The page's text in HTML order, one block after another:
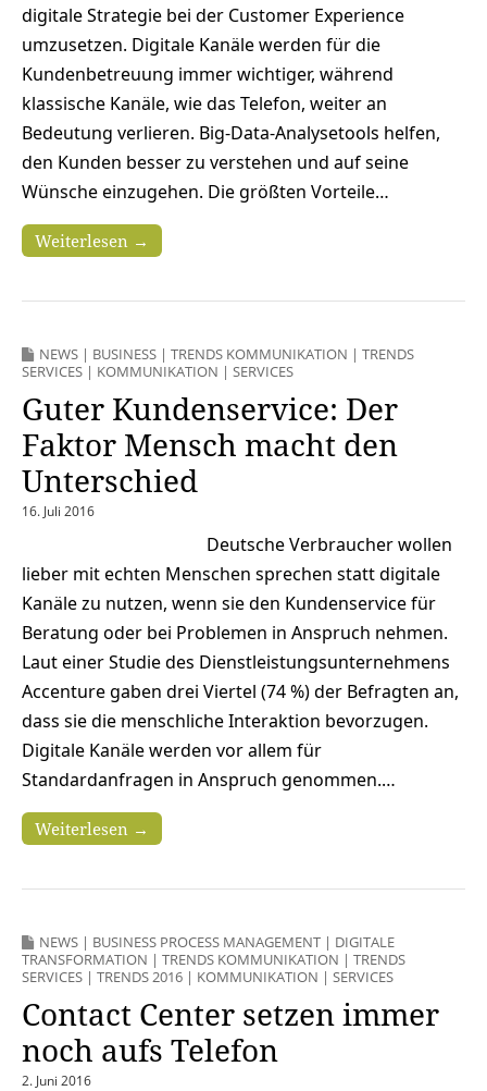
digitale Strategie bei der Customer Experience
umzusetzen. Digitale Kanäle werden für die
Kundenbetreuung immer wichtiger, während
klassische Kanäle, wie das Telefon, weiter an
Bedeutung verlieren. Big-Data-Analysetools helfen,
den Kunden besser zu verstehen und auf seine
Wünsche einzugehen. Die größten Vorteile…
Weiterlesen →
NEWS | BUSINESS | TRENDS KOMMUNIKATION | TRENDS
SERVICES | KOMMUNIKATION | SERVICES
Guter Kundenservice: Der
Faktor Mensch macht den
Unterschied
16. Juli 2016
Deutsche Verbraucher wollen
lieber mit echten Menschen sprechen statt digitale
Kanäle zu nutzen, wenn sie den Kundenservice für
Beratung oder bei Problemen in Anspruch nehmen.
Laut einer Studie des Dienstleistungsunternehmens
Accenture gaben drei Viertel (74 %) der Befragten an,
dass sie die menschliche Interaktion bevorzugen.
Digitale Kanäle werden vor allem für
Standardanfragen in Anspruch genommen.…
Weiterlesen →
NEWS | BUSINESS PROCESS MANAGEMENT | DIGITALE
TRANSFORMATION | TRENDS KOMMUNIKATION | TRENDS
SERVICES | TRENDS 2016 | KOMMUNIKATION | SERVICES
Contact Center setzen immer
noch aufs Telefon
2. Juni 2016